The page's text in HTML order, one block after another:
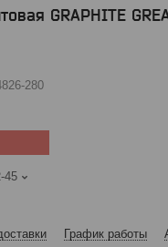
GRAPHITE
280
45
График работы